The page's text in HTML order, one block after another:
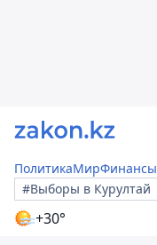
ПолитикаМирФинансы
#Выборы в Курултай
+30°